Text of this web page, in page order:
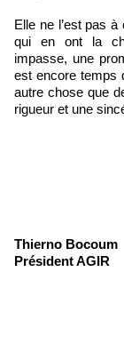
Elle ne l’est pas
qui en ont la
impasse, une
est encore temps
autre chose que
rigueur et une
Thierno Bocoum
Président AGIR